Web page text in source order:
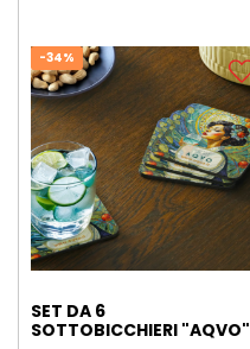
-34%
SET DA 6
SOTTOBICCHIERI "AQVO"